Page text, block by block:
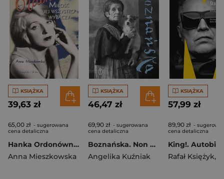
KSIĄŻKA
39,63 zł
65,00 zł - sugerowana
cena detaliczna
Hanka Ordonówna. Miłość jej wszystko wybaczy
Anna Mieszkowska
KSIĄŻKA
46,47 zł
69,90 zł - sugerowana
cena detaliczna
Boznańska. Non finito
Angelika Kuźniak
KSIĄŻKA
57,99 zł
89,90 zł -
cena detaliczna
Rafał Księżyk,